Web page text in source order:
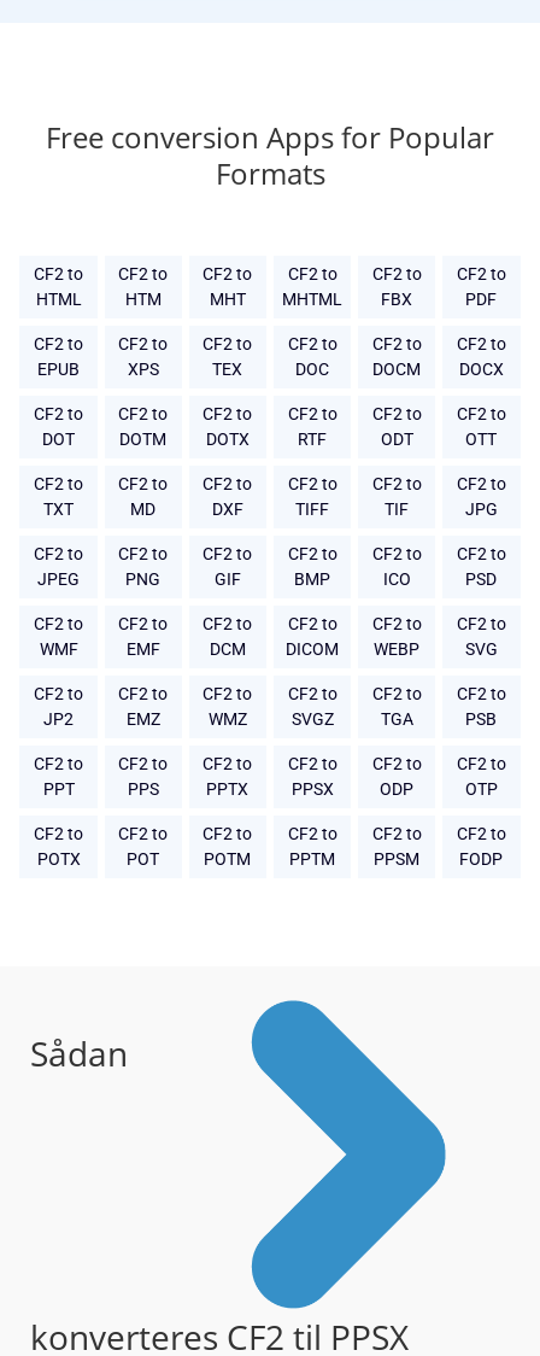
Free conversion Apps for Popular
Formats
CF2 to
HTML
CF2 to
HTM
CF2 to
MHT
CF2 to
MHTML
CF2 to
FBX
CF2 to
PDF
CF2 to
EPUB
CF2 to
XPS
CF2 to
TEX
CF2 to
DOC
CF2 to
DOCM
CF2 to
DOCX
CF2 to
DOT
CF2 to
DOTM
CF2 to
DOTX
CF2 to
RTF
CF2 to
ODT
CF2 to
OTT
CF2 to
TXT
CF2 to
MD
CF2 to
DXF
CF2 to
TIFF
CF2 to
TIF
CF2 to
JPG
CF2 to
JPEG
CF2 to
PNG
CF2 to
GIF
CF2 to
BMP
CF2 to
ICO
CF2 to
PSD
CF2 to
WMF
CF2 to
EMF
CF2 to
DCM
CF2 to
DICOM
CF2 to
WEBP
CF2 to
SVG
CF2 to
JP2
CF2 to
EMZ
CF2 to
WMZ
CF2 to
SVGZ
CF2 to
TGA
CF2 to
PSB
CF2 to
PPT
CF2 to
PPS
CF2 to
PPTX
CF2 to
PPSX
CF2 to
ODP
CF2 to
OTP
CF2 to
POTX
CF2 to
POT
CF2 to
POTM
CF2 to
PPTM
CF2 to
PPSM
CF2 to
FODP
Sådan
konverteres CF2 til PPSX